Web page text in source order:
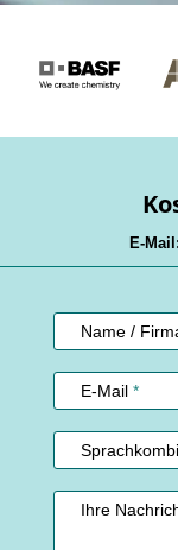
E-Mail:
Name /
E-Mail *
Ihre